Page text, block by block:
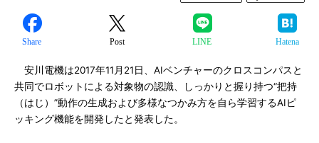
Share Post LINE Hatena
安川電機は2017年11月21日、AIベンチャーのクロスコンパスと
共同でロボットによる対象物の認識、しっかりと握り持つ“把持
（はじ）”動作の生成および多様なつかみ方を自ら学習するAIピ
ッキング機能を開発したと発表した。